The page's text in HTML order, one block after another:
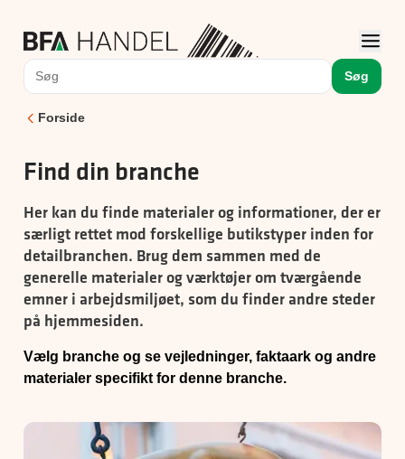
Søg
Forside
Find din branche
Her kan du finde materialer og informationer, der er
særligt rettet mod forskellige butikstyper inden for
detailbranchen. Brug dem sammen med de
generelle materialer og værktøjer om tværgående
emner i arbejdsmiljøet, som du finder andre steder
på hjemmesiden.
Vælg branche og se vejledninger, faktaark og andre
materialer specifikt for denne branche.